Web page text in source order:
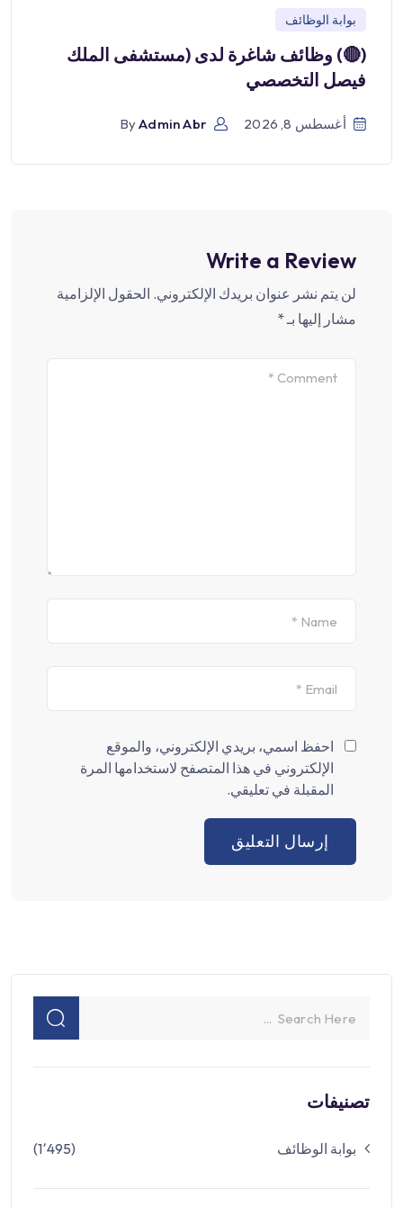
بوابة الوظائف
(🔴) وظائف شاغرة لدى (مستشفى الملك
فيصل التخصصي
أغسطس 8, 2026 ByAdmin Abr
Write a Review
لن يتم نشر عنوان بريدك الإلكتروني. الحقول الإلزامية
مشار إليها بـ*
احفظ اسمي، بريدي الإلكتروني، والموقع
الإلكتروني في هذا المتصفح لاستخدامها المرة
المقبلة في تعليقي.
تصنيفات
بوابة الوظائف (1٬495)